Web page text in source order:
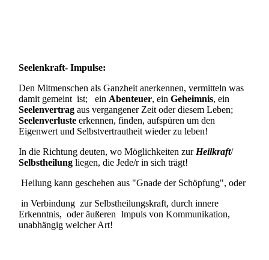
Seelenkraft- Impulse:
Den Mitmenschen als Ganzheit anerkennen, vermitteln was
damit gemeint ist; ein Abenteuer, einGeheimnis, ein
Seelenvertrag aus vergangener Zeit oder diesem Leben;
Seelenverluste erkennen, finden, aufspüren um den
Eigenwert und Selbstvertrautheit wieder zu leben!
In die Richtung deuten, wo Möglichkeiten zur Heilkraft/
Selbstheilung liegen, die Jede/r in sich trägt!
Heilung kann geschehen aus "Gnade der Schöpfung", oder
in Verbindung zur Selbstheilungskraft, durch innere
Erkenntnis, oder äußeren Impuls von Kommunikation,
unabhängig welcher Art!